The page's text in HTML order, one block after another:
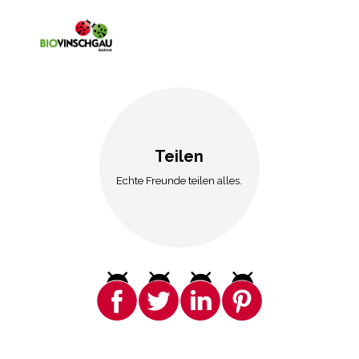
Teilen
Echte Freunde teilen alles.